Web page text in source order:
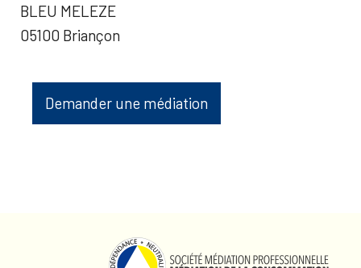
BLEU MELEZE
05100 Briançon
Demander une médiation